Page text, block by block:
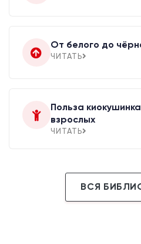
От белого до
ЧИТАТЬ
Польза
взрослых
ЧИТАТЬ
ВСЯ